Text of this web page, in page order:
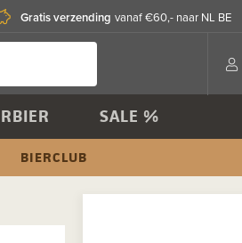
Gratis verzending vanaf €60,- naar NL BE
SALE %
BIERCLUB